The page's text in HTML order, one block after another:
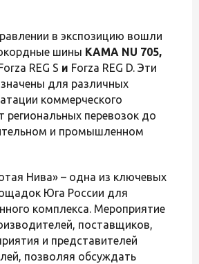
в экспозицию вошли
шины KAMA NU 705,
REG S и Forza REG D. Эти
для различных
коммерческого
региональных перевозок до
и промышленном
Нива» – одна из ключевых
Юга России для
комплекса. Мероприятие
поставщиков,
и представителей
позволяя обсуждать